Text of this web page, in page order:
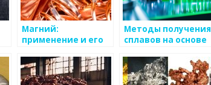
Магний:
применение и его
Методы получения
сплавов на основе